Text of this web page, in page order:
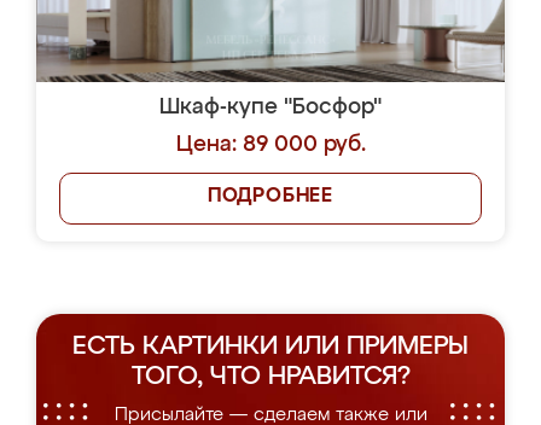
Шкаф-купе "Босфор"
Цена: 89 000 руб.
ПОДРОБНЕЕ
ЕСТЬ КАРТИНКИ ИЛИ ПРИМЕРЫ
ТОГО, ЧТО НРАВИТСЯ?
Присылайте — сделаем также или